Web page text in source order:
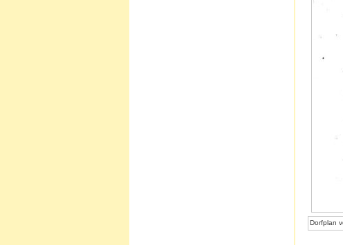
Dorfplan